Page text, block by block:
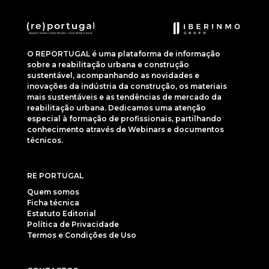
O REPORTUGAL é uma plataforma de informação
sobre a reabilitação urbana e construção
sustentável, acompanhando as novidades e
inovações da indústria da construção, os materiais
mais sustentáveis e as tendências de mercado da
reabilitação urbana. Dedicamos uma atenção
especial à formação de profissionais, partilhando
conhecimento através de Webinars e documentos
técnicos.
RE PORTUGAL
Quem somos
Ficha técnica
Estatuto Editorial
Política de Privacidade
Termos e Condições de Uso